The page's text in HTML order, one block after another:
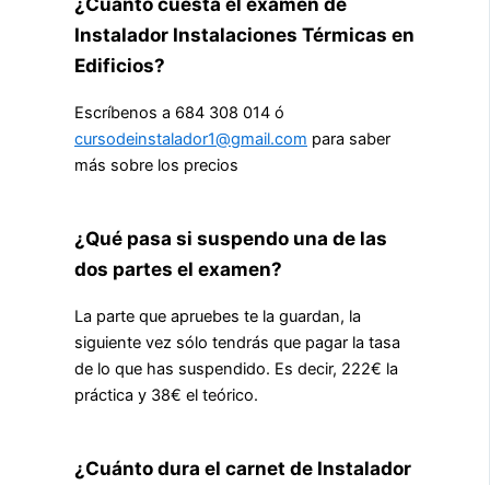
Instalador Instalaciones Térmicas en
Edificios?
Escríbenos a 684 308 014 ó
cursodeinstalador1@gmail.com para saber
más sobre los precios
¿Qué pasa si suspendo una de las
dos partes el examen?
La parte que apruebes te la guardan, la
siguiente vez sólo tendrás que pagar la tasa
de lo que has suspendido. Es decir, 222€ la
práctica y 38€ el teórico.
¿Cuánto dura el carnet de Instalador